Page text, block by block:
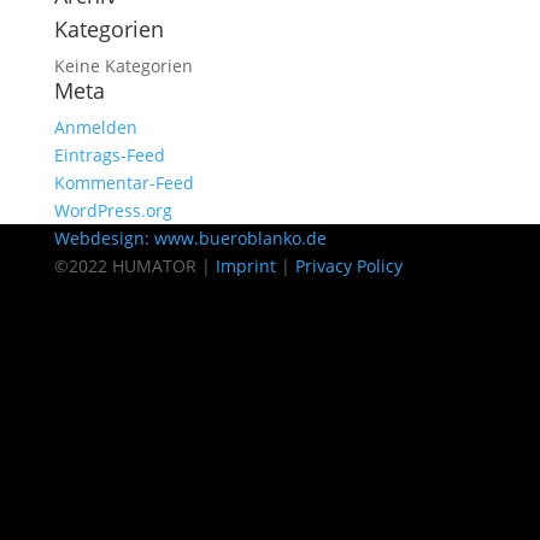
Kategorien
Keine Kategorien
Meta
Anmelden
Eintrags-Feed
Kommentar-Feed
WordPress.org
Webdesign: www.bueroblanko.de
©2022 HUMATOR | Imprint| Privacy Policy